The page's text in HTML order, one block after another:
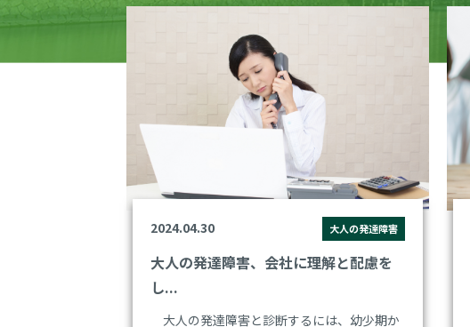
2024.04.30 大人の発達障害
大人の発達障害、会社に理解と配慮を
し...
大人の発達障害と診断するには、幼少期か